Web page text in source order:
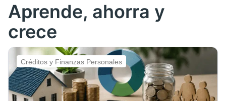
Aprende, ahorra y
crece
Créditos y Finanzas Personales